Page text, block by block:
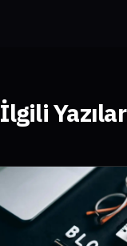
İlgili Yazılar